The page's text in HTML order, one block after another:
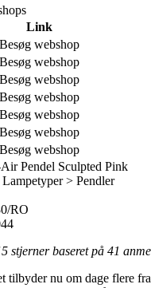
Link
Besøg webshop
Besøg webshop
Besøg webshop
Besøg webshop
Besøg webshop
Besøg webshop
Besøg webshop
Pendel Sculpted Pink
> Pendler
RO
stjerner baseret på 41
tilbyder nu om dage flere